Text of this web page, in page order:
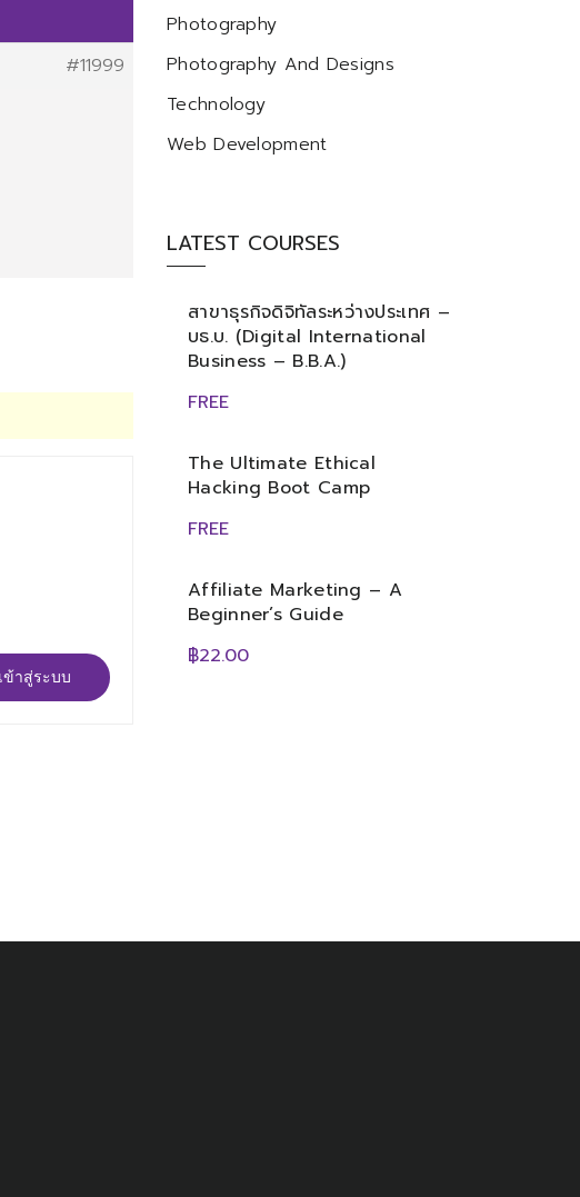
#11999
เข้าสู่ระบบ
Photography
Photography And Designs
Technology
Web Development
LATEST COURSES
สาขาธุรกิจดิจิทัลระหว่างประเทศ –
บธ.บ. (Digital International
Business – B.B.A.)
FREE
The Ultimate Ethical
Hacking Boot Camp
FREE
Affiliate Marketing – A
Beginner’s Guide
฿22.00